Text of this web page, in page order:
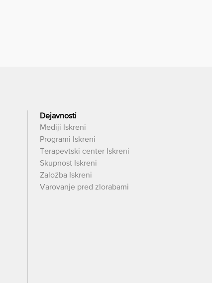
Dejavnosti
Mediji Iskreni
Programi Iskreni
Terapevtski center Iskreni
Skupnost Iskreni
Založba Iskreni
Varovanje pred zlorabami